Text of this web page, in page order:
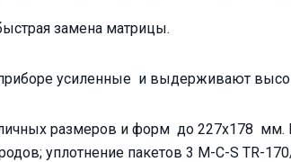
замена матрицы.
усиленные и выдерживают
размеров и форм до 227х178 мм.
уплотнение пакетов 3 M-C-S TR-